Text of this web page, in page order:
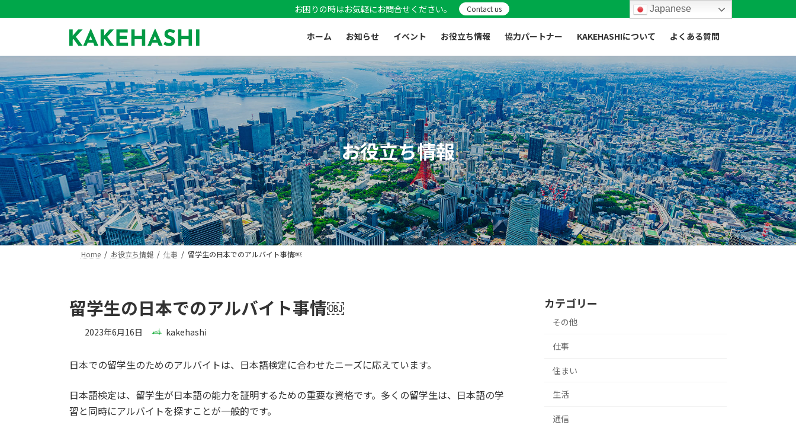
ン
へ
ス
キ
ッ
プ
ビ
ョ
ン
に
移
動
お困りの時はお気軽にお問合せください。 Contact us
ホーム お知らせ イベント お役立ち情報 協力パートナー KAKEHASHIについて よくある質問
お役立ち情報
Home お役立ち情報 仕事 留学生の日本でのアルバイト事情￼
留学生の日本でのアルバイト事情￼
2023年6月16日 kakehashi
日本での留学生のためのアルバイトは、日本語検定に合わせたニーズに応えています。
日本語検定は、留学生が日本語の能力を証明するための重要な資格です。多くの留学生は、日本語の学
習と同時にアルバイトを探すことが一般的です。
カテゴリー
その他
仕事
住まい
生活
通信
Japanese